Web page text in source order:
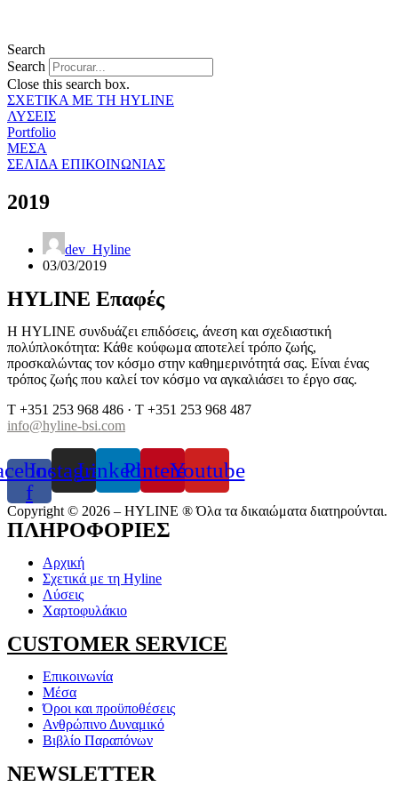
Search
Search
Close this search box.
ΣΧΕΤΙΚΑ ΜΕ ΤΗ HYLINE
ΛΥΣΕΙΣ
Portfolio
ΜΕΣΑ
ΣΕΛΙΔΑ ΕΠΙΚΟΙΝΩΝΙΑΣ
2019
dev_Hyline
03/03/2019
HYLINE Επαφές
H HYLINE συνδυάζει επιδόσεις, άνεση και σχεδιαστική
πολύπλοκότητα: Κάθε κούφωμα αποτελεί τρόπο ζωής,
προσκαλώντας τον κόσμο στην καθημερινότητά σας. Είναι ένας
τρόπος ζωής που καλεί τον κόσμο να αγκαλιάσει το έργο σας.
T +351 253 968 486 · T +351 253 968 487
info@hyline-bsi.com
f
InstagramLinkedinPinterestYoutube
Copyright © 2026 – HYLINE ® Όλα τα δικαιώματα διατηρούνται.
ΠΛΗΡΟΦΟΡΙΕΣ
Αρχική
Σχετικά με τη Hyline
Λύσεις
Χαρτοφυλάκιο
CUSTOMER SERVICE
Επικοινωνία
Μέσα
Όροι και προϋποθέσεις
Ανθρώπινο Δυναμικό
Βιβλίο Παραπόνων
NEWSLETTER